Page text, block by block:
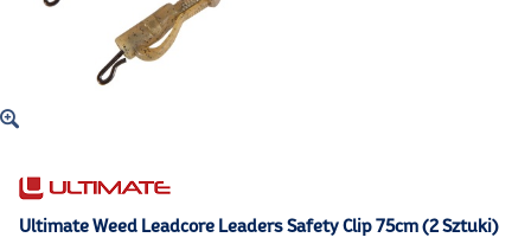
Ultimate Weed Leadcore Leaders Safety Clip 75cm (2 Sztuki)